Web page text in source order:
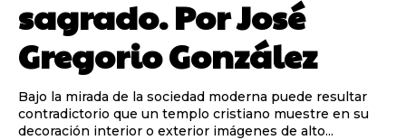
sagrado. Por José
Gregorio González
Bajo la mirada de la sociedad moderna puede resultar
contradictorio que un templo cristiano muestre en su
decoración interior o exterior imágenes de alto...